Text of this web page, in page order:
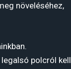
növeléséhez,
polcról kell